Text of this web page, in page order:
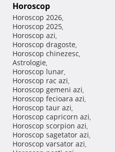
Horoscop
Horoscop 2026,
Horoscop 2025,
Horoscop azi,
Horoscop dragoste,
Horoscop chinezesc,
Astrologie,
Horoscop lunar,
Horoscop rac azi,
Horoscop gemeni azi,
Horoscop fecioara azi,
Horoscop taur azi,
Horoscop capricorn azi,
Horoscop scorpion azi,
Horoscop sagetator azi,
Horoscop varsator azi,